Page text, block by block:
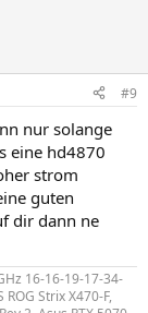
#9
nur solange
eine hd4870
strom
guten
dir dann ne
16-16-19-17-34-
Strix X470-F,